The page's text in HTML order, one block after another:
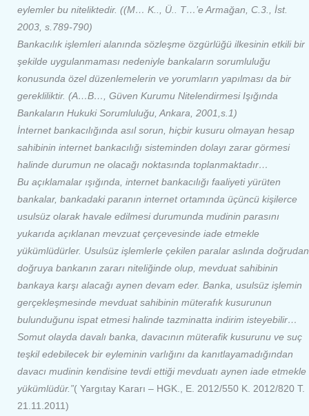
eylemler bu niteliktedir. ((M… K.., Ü.. T…’e Armağan, C.3., İst.
2003, s.789-790)
Bankacılık işlemleri alanında sözleşme özgürlüğü ilkesinin etkili bir
şekilde uygulanmaması nedeniyle bankaların sorumluluğu
konusunda özel düzenlemelerin ve yorumların yapılması da bir
gerekliliktir. (A…B…, Güven Kurumu Nitelendirmesi Işığında
Bankaların Hukuki Sorumluluğu, Ankara, 2001,s.1)
İnternet bankacılığında asıl sorun, hiçbir kusuru olmayan hesap
sahibinin internet bankacılığı sisteminden dolayı zarar görmesi
halinde durumun ne olacağı noktasında toplanmaktadır…
Bu açıklamalar ışığında, internet bankacılığı faaliyeti yürüten
bankalar, bankadaki paranın internetortamında üçüncü kişilerce
usulsüz olarak havale edilmesidurumunda mudinin parasını
yukarıda açıklanan mevzuat çerçevesinde iade etmekle
yükümlüdürler. Usulsüz işlemlerle çekilen paralar aslında doğrudan
doğruya bankanın zararı niteliğinde olup, mevduat sahibinin
bankaya karşı alacağı aynen devam eder. Banka usulsüz işlemin
gerçekleşmesinde mevduat sahibinin müterafık kusurunun
bulunduğunu ispat etmesi halinde tazminatta indirim isteyebilir…
Somut olayda davalı banka , davacının müterafik kusurunu ve suç
teşkil edebilecek bir eyleminin varlığını da kanıtlayamadığından
davacı mudinin kendisine tevdi ettiği mevduatı aynen iade etmekle
yükümlüdür.”( Yargıtay Kararı – HGK., E. 2012/550 K. 2012/820 T.
21.11.2011)